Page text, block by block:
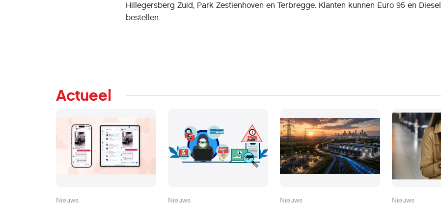
Hillegersberg Zuid, Park Zestienhoven en Terbregge. Klanten kunnen Euro 95 en Diesel
bestellen.
Actueel
Nieuws Nieuws Nieuws Nieuws